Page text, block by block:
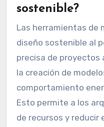
sostenible?
Las herramientas de
diseño sostenible al
precisa de
la creación de
comportamiento
Esto permite a los
de recursos y reducir